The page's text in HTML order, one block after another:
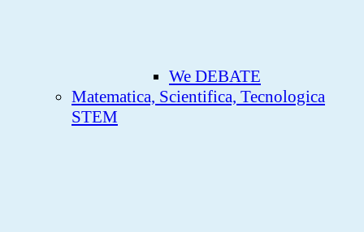
We DEBATE
Matematica, Scientifica, Tecnologica
STEM